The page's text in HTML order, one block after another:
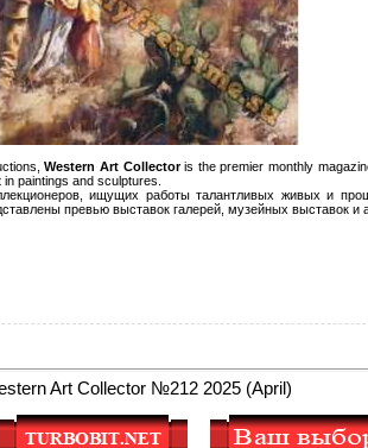
Western Art Collectoris the premier monthly
paintings and sculptures.
ищущих работы талантливых живых и
превью выставок галерей, музейных выставок и
Art Collector №212 2025 (April)